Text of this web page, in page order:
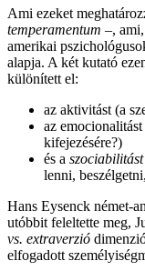
Ami ezeket
temperamentum –,
amerikai
alapja. A két kutató
különített el:
az aktivitást (a
az
kifejezésére?)
és a szociabilitást
lenni,
Hans Eysenck német-
utóbbit feleltette meg,
vs. extraverzió
elfogadott